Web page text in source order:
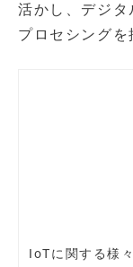
活かし、デジタ
プロセシングを
IoTに関する様